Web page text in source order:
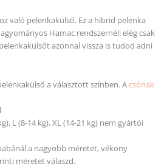
való pelenkakülső. Ez a hibrid pelenka
Hamac rendszernél: elég csak
azonnal vissza is tudod adni
a választott színben. Acsónak
L (8-14 kg), XL (14-21 kg) nem gyártói
a nagyobb méretet, vékony
méretetválaszd.